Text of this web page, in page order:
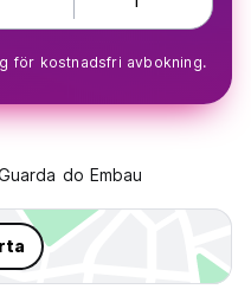
för kostnadsfri avbokning.
do Embau